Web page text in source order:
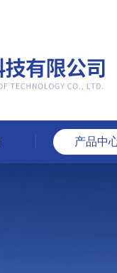
产品中